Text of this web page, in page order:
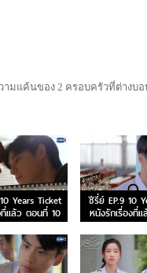
ามแค้นของ 2 ครอบครัวที่ต่าง
Years Ticket
ที่แล้ว ตอนที่ 10
ซีรี่ย์ EP.9 10
หนังรักเรื่องที่